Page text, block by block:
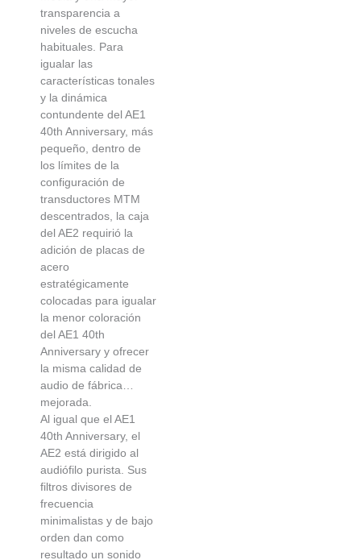
transparencia a
niveles de escucha
habituales. Para
igualar las
características tonales
y la dinámica
contundente del AE1
40th Anniversary, más
pequeño, dentro de
los límites de la
configuración de
transductores MTM
descentrados, la caja
del AE2 requirió la
adición de placas de
acero
estratégicamente
colocadas para igualar
la menor coloración
del AE1 40th
Anniversary y ofrecer
la misma calidad de
audio de fábrica…
mejorada.
Al igual que el AE1
40th Anniversary, el
AE2 está dirigido al
audiófilo purista. Sus
filtros divisores de
frecuencia
minimalistas y de bajo
orden dan como
resultado un sonido